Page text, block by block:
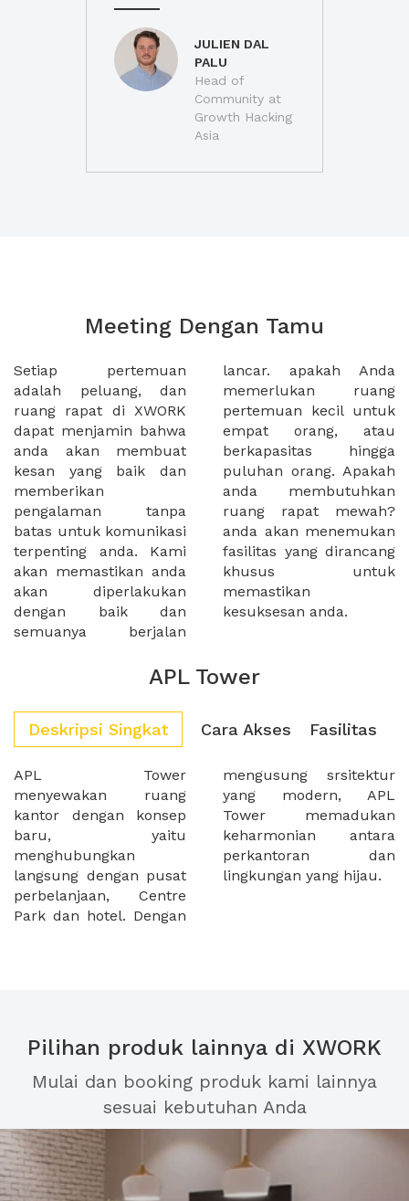
JULIEN DAL
PALU
Head of
Community at
Growth Hacking
Asia
Meeting Dengan Tamu
Setiap pertemuan
adalah peluang, dan
ruang rapat di XWORK
dapat menjamin bahwa
anda akan membuat
kesan yang baik dan
memberikan
pengalaman tanpa
batas untuk komunikasi
terpenting anda. Kami
akan memastikan anda
akan diperlakukan
dengan baik dan
semuanya berjalan
lancar. apakah Anda
memerlukan ruang
pertemuan kecil untuk
empat orang, atau
berkapasitas hingga
puluhan orang. Apakah
anda membutuhkan
ruang rapat mewah?
anda akan menemukan
fasilitas yang dirancang
khusus untuk
memastikan
kesuksesan anda.
APL Tower
Deskripsi Singkat Cara Akses Fasilitas
APL Tower
menyewakan ruang
kantor dengan konsep
baru, yaitu
menghubungkan
langsung dengan pusat
perbelanjaan, Centre
Park dan hotel. Dengan
mengusung srsitektur
yang modern, APL
Tower memadukan
keharmonian antara
perkantoran dan
lingkungan yang hijau.
Pilihan produk lainnya di XWORK
Mulai dan booking produk kami lainnya
sesuai kebutuhan Anda